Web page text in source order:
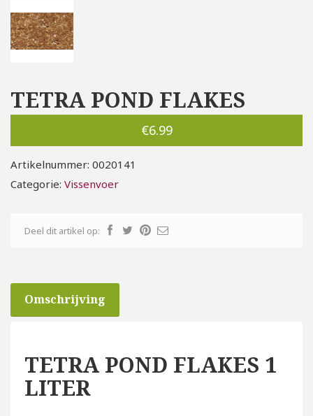
TETRA POND FLAKES
€6.99
Artikelnummer: 0020141
Categorie: Vissenvoer
Deel dit artikel op:
Omschrijving
TETRA POND FLAKES 1
LITER